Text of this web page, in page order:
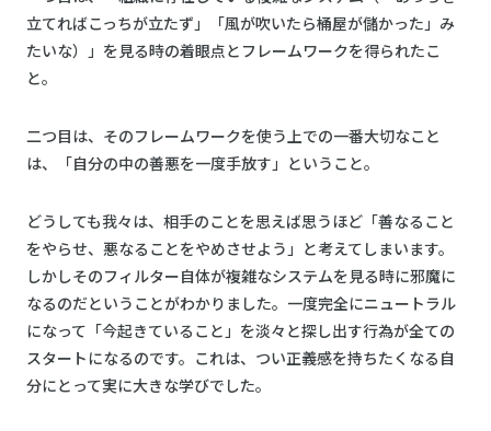
立てればこっちが立たず」「風が吹いたら桶屋が儲かった」み
たいな）」を見る時の着眼点とフレームワークを得られたこ
と。
二つ目は、そのフレームワークを使う上での一番大切なこと
は、「自分の中の善悪を一度手放す」ということ。
どうしても我々は、相手のことを思えば思うほど「善なること
をやらせ、悪なることをやめさせよう」と考えてしまいます。
しかしそのフィルター自体が複雑なシステムを見る時に邪魔に
なるのだということがわかりました。一度完全にニュートラル
になって「今起きていること」を淡々と探し出す行為が全ての
スタートになるのです。これは、つい正義感を持ちたくなる自
分にとって実に大きな学びでした。